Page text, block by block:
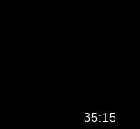
35:15